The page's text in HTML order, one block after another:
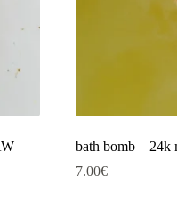
bath bomb –
7.00€